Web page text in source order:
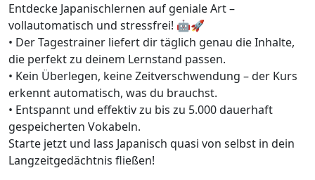
Entdecke Japanischlernen auf geniale Art –
vollautomatisch und stressfrei! 🤖🚀
• Der Tagestrainer liefert dir täglich genau die Inhalte,
die perfekt zu deinem Lernstand passen.
• Kein Überlegen, keine Zeitverschwendung – der Kurs
erkennt automatisch, was du brauchst.
• Entspannt und effektiv zu bis zu 5.000 dauerhaft
gespeicherten Vokabeln.
Starte jetzt und lass Japanisch quasi von selbst in dein
Langzeitgedächtnis fließen!